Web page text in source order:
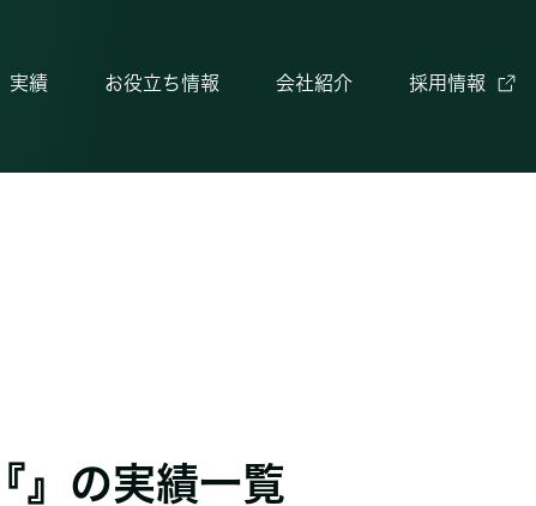
実績 お役立ち情報 会社紹介 採用情報
『』の実績一覧